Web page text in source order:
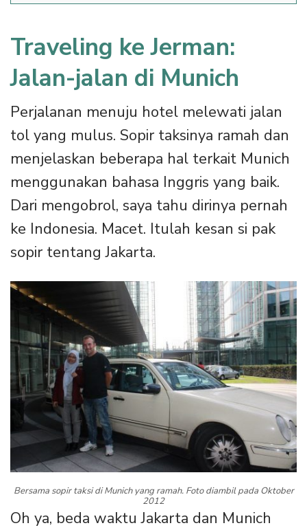
Traveling ke Jerman:
Jalan-jalan di Munich
Perjalanan menuju hotel melewati jalan
tol yang mulus. Sopir taksinya ramah dan
menjelaskan beberapa hal terkait Munich
menggunakan bahasa Inggris yang baik.
Dari mengobrol, saya tahu dirinya pernah
ke Indonesia. Macet. Itulah kesan si pak
sopir tentang Jakarta.
Bersama sopir taksi di Munich yang ramah. Foto diambil pada Oktober
2012
Oh ya, beda waktu Jakarta dan Munich